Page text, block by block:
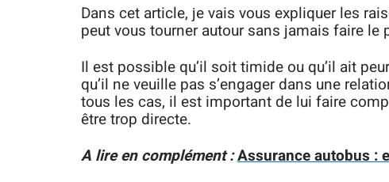
Dans cet article, je vais vous expliquer les
peut vous tourner autour sans jamais faire le
Il est possible qu’il soit timide ou qu’il ait
qu’il ne veuille pas s’engager dans une
tous les cas, il est important de lui faire
être trop directe.
A lire en complément :Assurance autobus :